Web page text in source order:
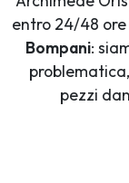
entro 24/48
Bompani:
pezzi